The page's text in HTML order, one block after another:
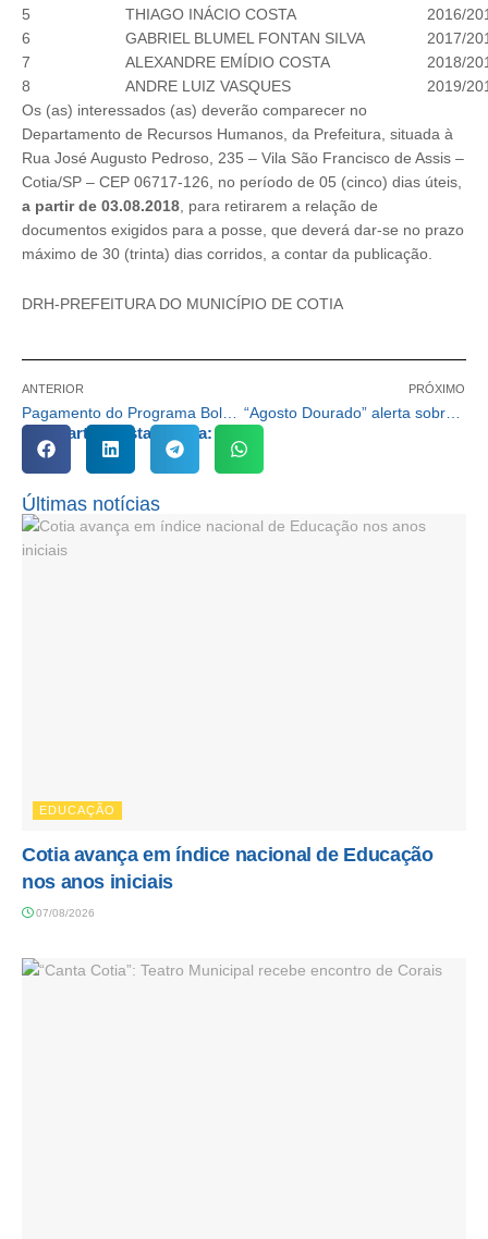
5
THIAGO INÁCIO COSTA
2016/
6
GABRIEL BLUMEL FONTAN SILVA
2017/
7
ALEXANDRE EMÍDIO COSTA
2018/
8
ANDRE LUIZ VASQUES
2019/
Os (as) interessados (as) deverão comparecer no
Departamento de Recursos Humanos, da Prefeitura, situada à
Rua José Augusto Pedroso, 235 – Vila São Francisco de Assis –
Cotia/SP – CEP 06717-126, no período de 05 (cinco) dias úteis,
a partir de 03.08.2018 , para retirarem a relação de
documentos exigidos para a posse, que deverá dar-se no prazo
máximo de 30 (trinta) dias corridos, a contar da publicação.
DRH-PREFEITURA DO MUNICÍPIO DE COTIA
ANTERIOR PRÓXIMO
“Agosto Dourado” alerta sobre a importância da amamentação
Compartilhe esta notícia:
Últimas notícias
EDUCAÇÃO
Cotia avança em índice nacional de Educação
nos anos iniciais
07/08/2026